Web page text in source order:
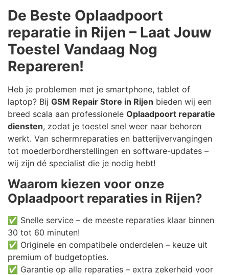
De Beste Oplaadpoort
reparatie in Rijen – Laat Jouw
Toestel Vandaag Nog
Repareren!
Heb je problemen met je smartphone, tablet of
laptop? Bij GSM Repair Store in Rijen bieden wij een
breed scala aan professionele Oplaadpoort reparatie
diensten, zodat je toestel snel weer naar behoren
werkt. Van schermreparaties en batterijvervangingen
tot moederbordherstellingen en software-updates –
wij zijn dé specialist die je nodig hebt!
Waarom kiezen voor onze
Oplaadpoort reparaties in Rijen?
✅ Snelle service – de meeste reparaties klaar binnen
30 tot 60 minuten!
✅ Originele en compatibele onderdelen – keuze uit
premium of budgetopties.
✅ Garantie op alle reparaties – extra zekerheid voor